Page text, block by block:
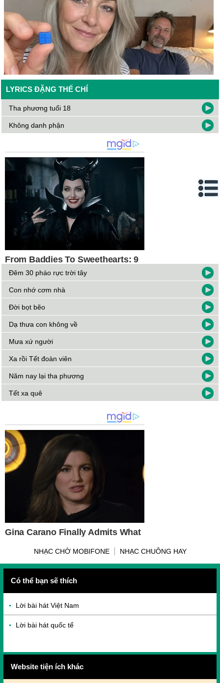
LYRICS ĐẶNG THẾ CHÍ
Tha phương tuổi 18
Không danh phận
Đêm 30 pháo rực trời tây
Con nhớ cơm nhà
Đời bọt bẽo
Dạ thưa con không về
Mưa xứ người
Xa rồi Tết đoàn viên
Năm nay lại tha phương
Tết xa quê
NHẠC CHỜ MOBIFONE NHẠC CHUÔNG HAY
Có thể bạn sẽ thích
Lời bài hát Việt Nam
Lời bài hát quốc tế
Website tiện ích khác